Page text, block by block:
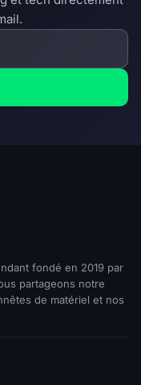
fondé en 2019 par
partageons notre
de matériel et nos